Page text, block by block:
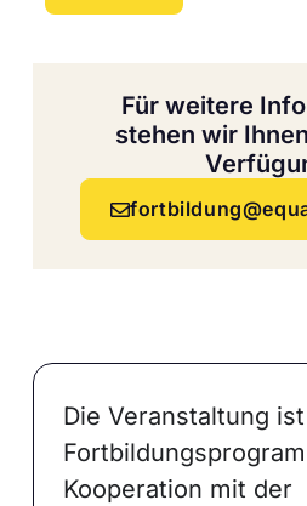
Für weitere
stehen wir
Die Veranstaltung
Kooperation mit der